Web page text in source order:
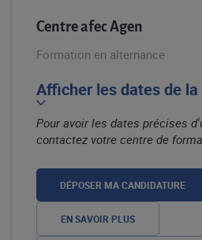
Centre afec Agen
Formation en alternance
Afficher les dates de
Pour avoir les dates précises
contactez votre centre de
DÉPOSER MA CANDIDATURE
EN SAVOIR PLUS